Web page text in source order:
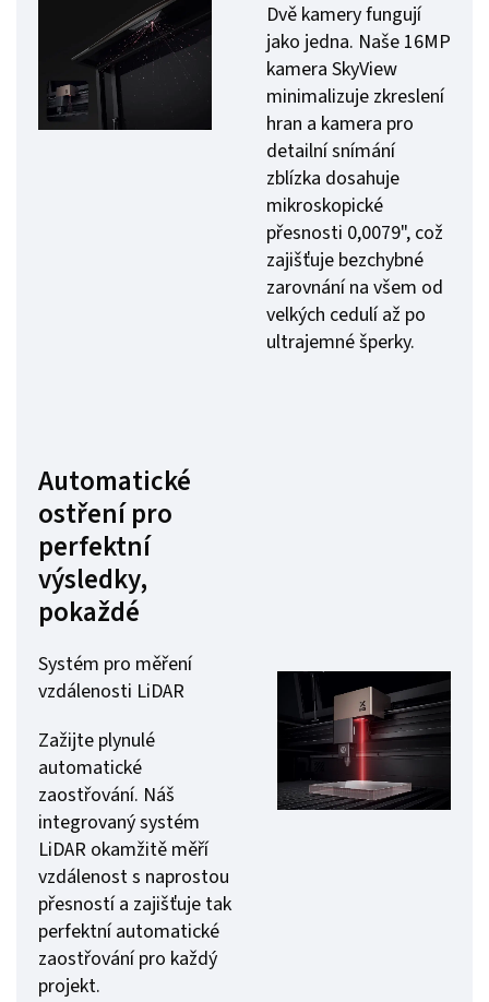
Dvě kamery fungují
jako jedna. Naše 16MP
kamera SkyView
minimalizuje zkreslení
hran a kamera pro
detailní snímání
zblízka dosahuje
mikroskopické
přesnosti 0,0079", což
zajišťuje bezchybné
zarovnání na všem od
velkých cedulí až po
ultrajemné šperky.
Automatické
ostření pro
perfektní
výsledky,
pokaždé
Systém pro měření
vzdálenosti LiDAR
Zažijte plynulé
automatické
zaostřování. Náš
integrovaný systém
LiDAR okamžitě měří
vzdálenost s naprostou
přesností a zajišťuje tak
perfektní automatické
zaostřování pro každý
projekt.